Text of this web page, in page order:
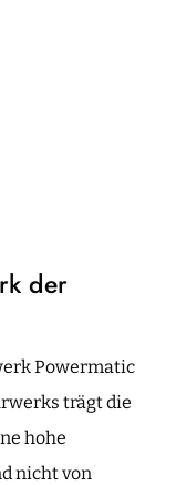
der
Powermatic
trägt die
hohe
nicht von